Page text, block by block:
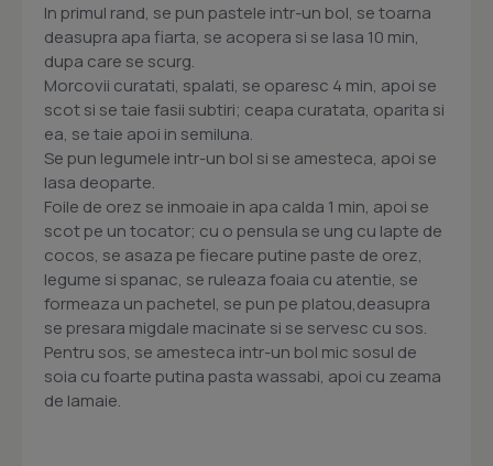
In primul rand, se pun pastele intr-un bol, se toarna
deasupra apa fiarta, se acopera si se lasa 10 min,
dupa care se scurg.
Morcovii curatati, spalati, se oparesc 4 min, apoi se
scot si se taie fasii subtiri; ceapa curatata, oparita si
ea, se taie apoi in semiluna.
Se pun legumele intr-un bol si se amesteca, apoi se
lasa deoparte.
Foile de orez se inmoaie in apa calda 1 min, apoi se
scot pe un tocator; cu o pensula se ung cu lapte de
cocos, se asaza pe fiecare putine paste de orez,
legume si spanac, se ruleaza foaia cu atentie, se
formeaza un pachetel, se pun pe platou,deasupra
se presara migdale macinate si se servesc cu sos.
Pentru sos, se amesteca intr-un bol mic sosul de
soia cu foarte putina pasta wassabi, apoi cu zeama
de lamaie.